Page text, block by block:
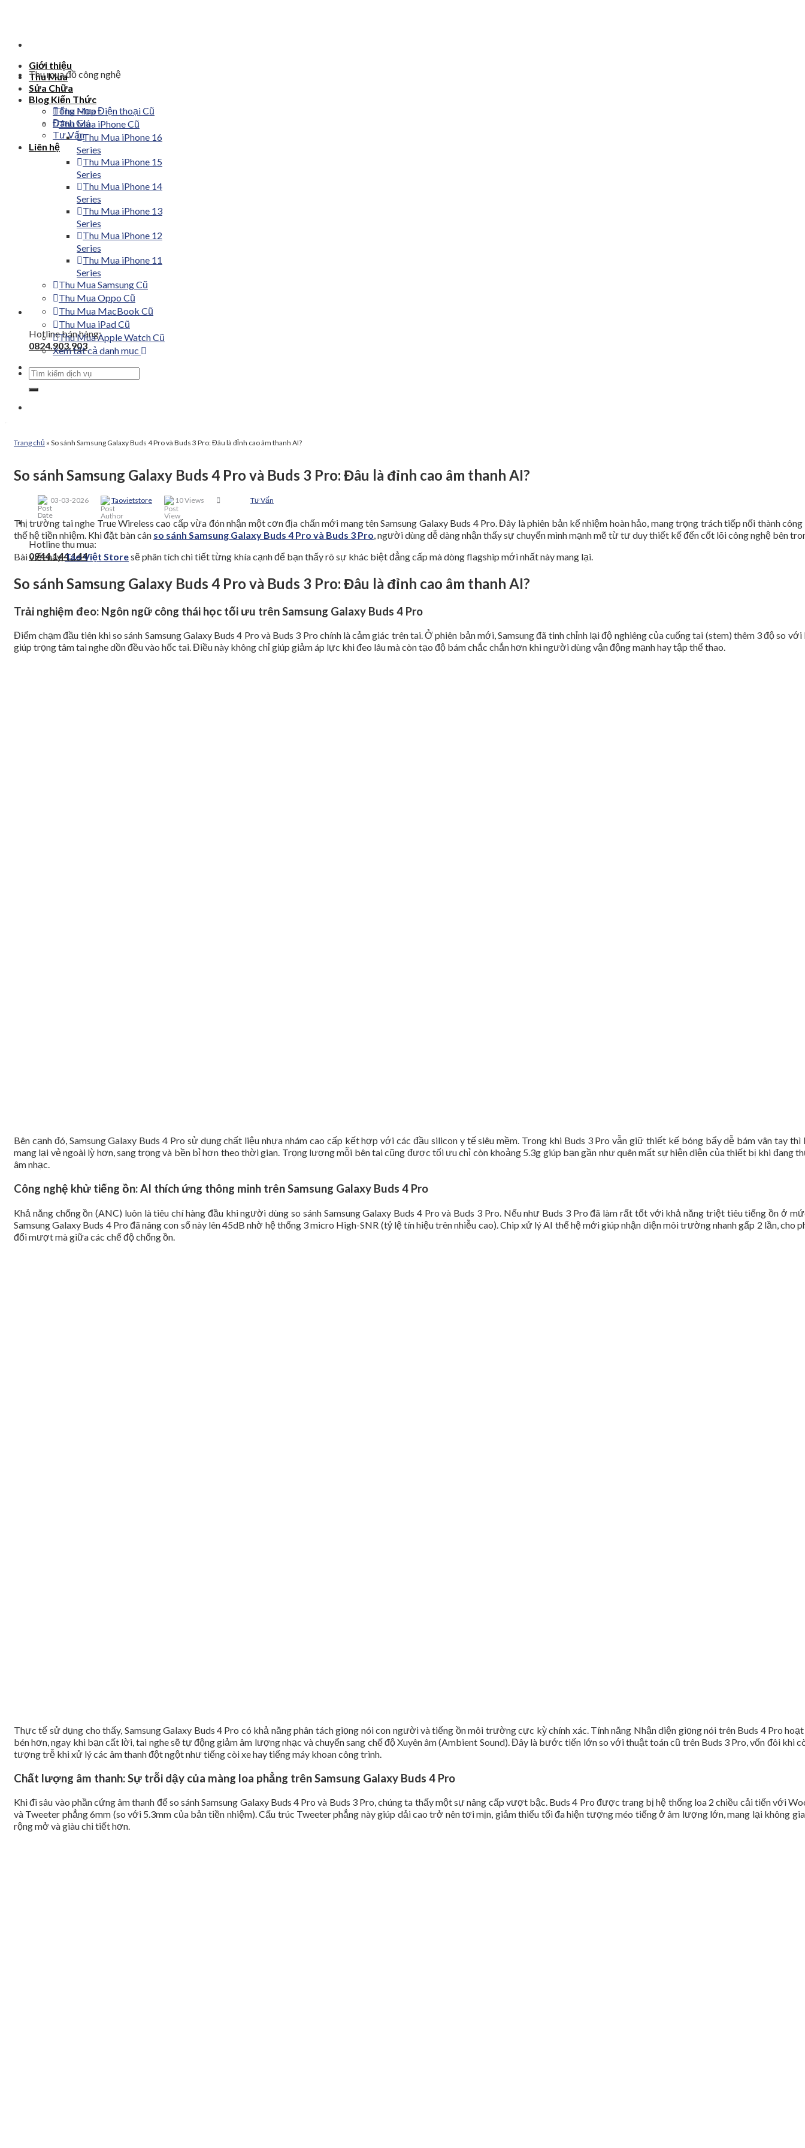
Giới thiệu
Thu Mua
Sửa Chữa
Blog Kiến Thức
Tổng Hợp
Đánh Giá
Tư Vấn
Liên hệ
Hotline bán hàng:
0824.903.903
Hotline thu mua:
0944.144.144
Thu mua đồ công nghệ
Thu Mua Điện thoại Cũ
Thu Mua iPhone Cũ
Thu Mua iPhone 16
Series
Thu Mua iPhone 15
Series
Thu Mua iPhone 14
Series
Thu Mua iPhone 13
Series
Thu Mua iPhone 12
Series
Thu Mua iPhone 11
Series
Thu Mua Samsung Cũ
Thu Mua Oppo Cũ
Thu Mua MacBook Cũ
Thu Mua iPad Cũ
Thu Mua Apple Watch Cũ
Xem tất cả danh mục
Tìm
kiếm:
Trang chủ » So sánh Samsung Galaxy Buds 4 Pro và Buds 3 Pro: Đâu là đỉnh cao âm thanh AI?
So sánh Samsung Galaxy Buds 4 Pro và Buds 3 Pro: Đâu là đỉnh cao âm thanh AI?
03-03-2026 Taovietstore 10 Views Tư Vấn
Thị trường tai nghe True Wireless cao cấp vừa đón nhận một cơn địa chấn mới mang tên Samsung Galaxy Buds 4 Pro. Đây là phiên bản kế nhiệm hoàn hảo, mang trọng trách tiếp nối thành
thế hệ tiền nhiệm. Khi đặt bàn cân so sánh Samsung Galaxy Buds 4 Pro và Buds 3 Pro, người dùng dễ dàng nhận thấy sự chuyển mình mạnh mẽ từ tư duy thiết kế đến cốt lõi công nghệ bên
Bài viết này,Táo Việt Storesẽ phân tích chi tiết từng khía cạnh để bạn thấy rõ sự khác biệt đẳng cấp mà dòng flagship mới nhất này mang lại.
So sánh Samsung Galaxy Buds 4 Pro và Buds 3 Pro: Đâu là đỉnh cao âm thanh AI?
Trải nghiệm đeo: Ngôn ngữ công thái học tối ưu trên Samsung Galaxy Buds 4 Pro
Điểm chạm đầu tiên khi so sánh Samsung Galaxy Buds 4 Pro và Buds 3 Pro chính là cảm giác trên tai. Ở phiên bản mới, Samsung đã tinh chỉnh lại độ nghiêng của cuống tai (stem) thêm 3 độ so với
giúp trọng tâm tai nghe dồn đều vào hốc tai. Điều này không chỉ giúp giảm áp lực khi đeo lâu mà còn tạo độ bám chắc chắn hơn khi người dùng vận động mạnh hay tập thể thao.
Bên cạnh đó, Samsung Galaxy Buds 4 Pro sử dụng chất liệu nhựa nhám cao cấp kết hợp với các đầu silicon y tế siêu mềm. Trong khi Buds 3 Pro vẫn giữ thiết kế bóng bẩy dễ bám vân tay thì
mang lại vẻ ngoài lỳ hơn, sang trọng và bền bỉ hơn theo thời gian. Trọng lượng mỗi bên tai cũng được tối ưu chỉ còn khoảng 5.3g giúp bạn gần như quên mất sự hiện diện của thiết bị khi đang
âm nhạc.
Công nghệ khử tiếng ồn: AI thích ứng thông minh trên Samsung Galaxy Buds 4 Pro
Khả năng chống ồn (ANC) luôn là tiêu chí hàng đầu khi người dùng so sánh Samsung Galaxy Buds 4 Pro và Buds 3 Pro. Nếu như Buds 3 Pro đã làm rất tốt với khả năng triệt tiêu tiếng ồn ở
Samsung Galaxy Buds 4 Pro đã nâng con số này lên 45dB nhờ hệ thống 3 micro High-SNR (tỷ lệ tín hiệu trên nhiễu cao). Chip xử lý AI thế hệ mới giúp nhận diện môi trường nhanh gấp 2 lần, cho
đổi mượt mà giữa các chế độ chống ồn.
Thực tế sử dụng cho thấy, Samsung Galaxy Buds 4 Pro có khả năng phân tách giọng nói con người và tiếng ồn môi trường cực kỳ chính xác. Tính năng Nhận diện giọng nói trên Buds 4 Pro
bén hơn, ngay khi bạn cất lời, tai nghe sẽ tự động giảm âm lượng nhạc và chuyển sang chế độ Xuyên âm (Ambient Sound). Đây là bước tiến lớn so với thuật toán cũ trên Buds 3 Pro, vốn đôi khi
tượng trễ khi xử lý các âm thanh đột ngột như tiếng còi xe hay tiếng máy khoan công trình.
Chất lượng âm thanh: Sự trỗi dậy của màng loa phẳng trên Samsung Galaxy Buds 4 Pro
Khi đi sâu vào phần cứng âm thanh để so sánh Samsung Galaxy Buds 4 Pro và Buds 3 Pro, chúng ta thấy một sự nâng cấp vượt bậc. Buds 4 Pro được trang bị hệ thống loa 2 chiều cải tiến với
và Tweeter phẳng 6mm (so với 5.3mm của bản tiền nhiệm). Cấu trúc Tweeter phẳng này giúp dải cao trở nên tơi mịn, giảm thiểu tối đa hiện tượng méo tiếng ở âm lượng lớn, mang lại không
rộng mở và giàu chi tiết hơn.